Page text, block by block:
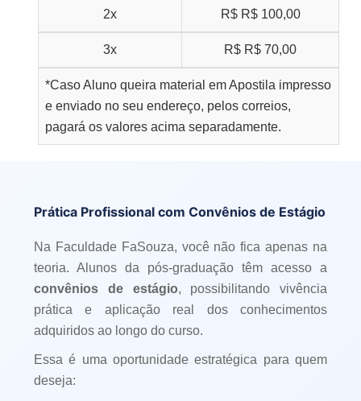
2x R$ R$ 100,00
3x R$ R$ 70,00
*Caso Aluno queira material em Apostila impresso
e enviado no seu endereço, pelos correios,
pagará os valores acima separadamente.
Prática Profissional com Convênios de Estágio
Na Faculdade FaSouza, você não fica apenas na
teoria. Alunos da pós-graduação têm acesso a
convênios de estágio, possibilitando vivência
prática e aplicação real dos conhecimentos
adquiridos ao longo do curso.
Essa é uma oportunidade estratégica para quem
deseja: